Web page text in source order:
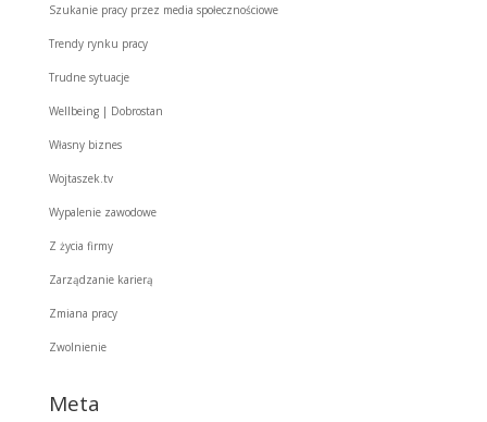
Szukanie pracy przez media społecznościowe
Trendy rynku pracy
Trudne sytuacje
Wellbeing | Dobrostan
Własny biznes
Wojtaszek.tv
Wypalenie zawodowe
Z życia firmy
Zarządzanie karierą
Zmiana pracy
Zwolnienie
Meta